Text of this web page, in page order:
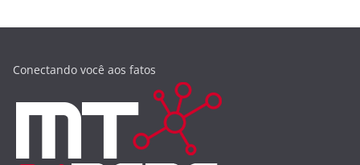
Conectando você aos fatos